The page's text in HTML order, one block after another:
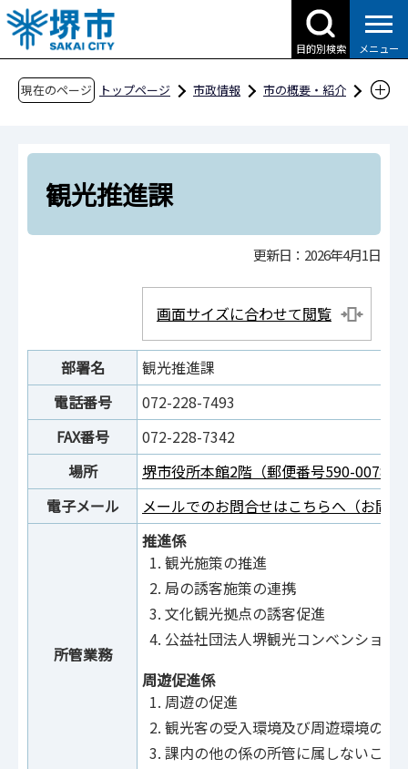
こ
の
ペ
目的別検索 メニュー
現在のページ トップページ 市政情報
市の概要・紹介
文化観光局
観光部 観光推進課
観光推進課
更新日：2026年4月1日
画面サイズに合わせて閲覧
部署名
観光推進課
電話番号
072-228-7493
FAX番号
072-228-7342
場所
堺市役所本館2階（郵便番号590-0078
電子メール
メールでのお問合せはこちらへ（お問
所管業務
推進係
観光施策の推進
局の誘客施策の連携
文化観光拠点の誘客促進
公益社団法人堺観光コンベンション
周遊促進係
周遊の促進
観光客の受入環境及び周遊環境の整
課内の他の係の所管に属しないこと